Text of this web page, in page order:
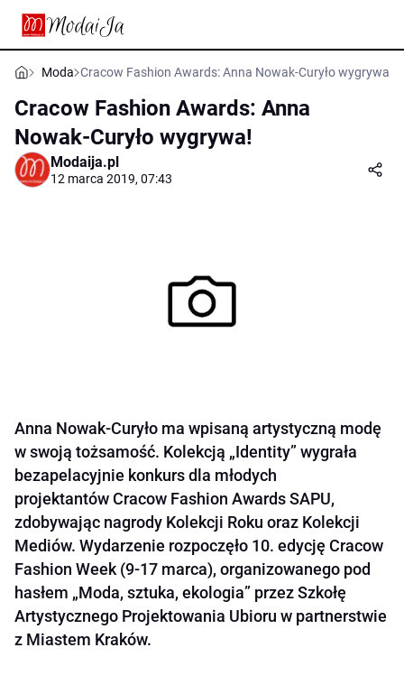
Moda Cracow Fashion Awards: Anna Nowak-Curyło wygrywa!
Cracow Fashion Awards: Anna
Nowak-Curyło wygrywa!
Modaija.pl
12 marca 2019, 07:43
Anna Nowak-Curyło ma wpisaną artystyczną modę
w swoją tożsamość. Kolekcją „Identity” wygrała
bezapelacyjnie konkurs dla młodych
projektantów Cracow Fashion Awards SAPU,
zdobywając nagrody Kolekcji Roku oraz Kolekcji
Mediów. Wydarzenie rozpoczęło 10. edycję Cracow
Fashion Week (9-17 marca), organizowanego pod
hasłem „Moda, sztuka, ekologia” przez Szkołę
Artystycznego Projektowania Ubioru w partnerstwie
z Miastem Kraków.